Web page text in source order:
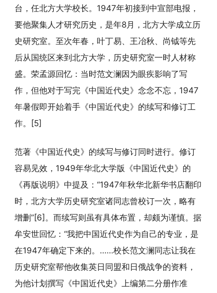
台，任北方大学校长。1947年初接到中宣部电报，
要他聚集人才研究历史，是年8月，北方大学成立历
史研究室。至次年春，叶丁易、王冶秋、尚钺等先
后从国统区来到北方大学，历史研究室一时人材称
盛。荣孟源回忆：当时范文澜因为眼疾影响了写
作，但他对于写完《中国近代史》念念不忘，1947
年暑假即开始着手《中国近代史》的续写和修订工
作。[5]
范著《中国近代史》的续写与修订同时进行。修订
容易见效，1949年华北大学版《中国近代史》的
《再版说明》中提及：“1947年秋华北新华书店翻印
时，北方大学历史研究室诸同志曾校订一次，略有
增删”[6]。而续写则虽有具体布置，却颇为谨慎。据
牟安世回忆：“我把中国近代史作为自己的专业，是
在1947年确定下来的。……校长范文澜同志让我在
历史研究室帮他收集英日同盟和日俄战争的资料，
为他计划撰写《中国近代史》上编第二分册作准